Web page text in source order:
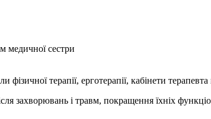
медичної сестри
фізичної терапії, ерготерапії, кабінети
захворювань і травм, покращення їхніх